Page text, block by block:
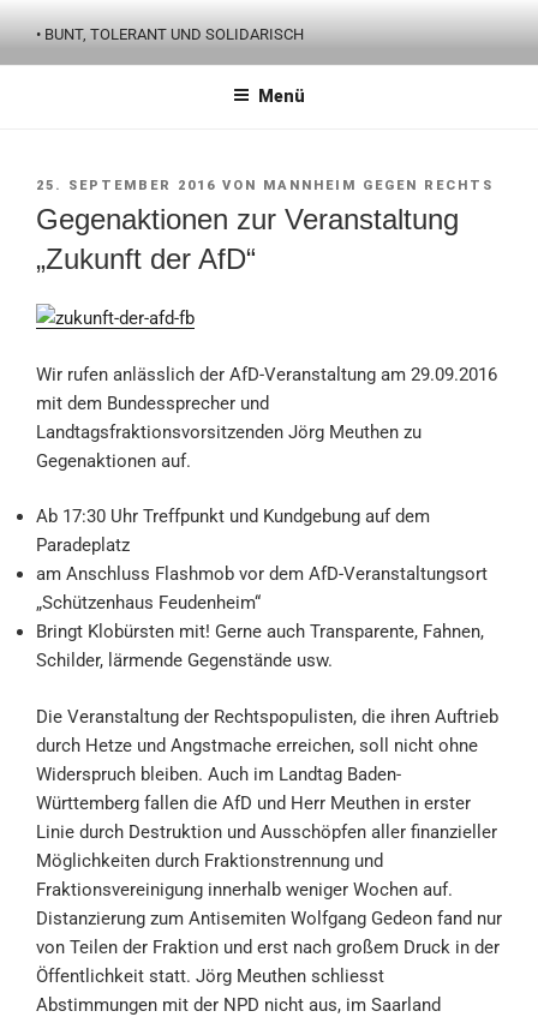
Inhalt
springen
• BUNT, TOLERANT UND SOLIDARISCH
Menü
VERÖFFENTLICHT
25. SEPTEMBER 2016 VON MANNHEIM GEGEN RECHTS
Gegenaktionen zur Veranstaltung
„Zukunft der AfD“
Wir rufen anlässlich der AfD-Veranstaltung am 29.09.2016
mit dem Bundessprecher und
Landtagsfraktionsvorsitzenden Jörg Meuthen zu
Gegenaktionen auf.
Ab 17:30 Uhr Treffpunkt und Kundgebung auf dem
Paradeplatz
am Anschluss Flashmob vor dem AfD-Veranstaltungsort
„Schützenhaus Feudenheim“
Bringt Klobürsten mit! Gerne auch Transparente, Fahnen,
Schilder, lärmende Gegenstände usw.
Die Veranstaltung der Rechtspopulisten, die ihren Auftrieb
durch Hetze und Angstmache erreichen, soll nicht ohne
Widerspruch bleiben. Auch im Landtag Baden-
Württemberg fallen die AfD und Herr Meuthen in erster
Linie durch Destruktion und Ausschöpfen aller finanzieller
Möglichkeiten durch Fraktionstrennung und
Fraktionsvereinigung innerhalb weniger Wochen auf.
Distanzierung zum Antisemiten Wolfgang Gedeon fand nur
von Teilen der Fraktion und erst nach großem Druck in der
Öffentlichkeit statt. Jörg Meuthen schliesst
Abstimmungen mit der NPD nicht aus, im Saarland